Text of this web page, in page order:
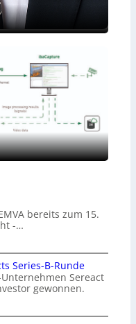
bereits zum 15.
-…
Series-B-Runde
Sereact
gewonnen.